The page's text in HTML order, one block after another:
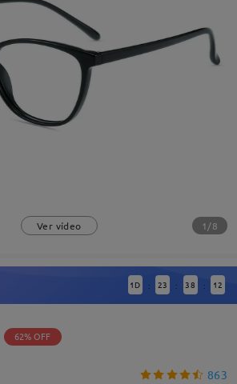
Ver vídeo 1/8
1 D : 23 : 38 : 11
62% OFF
863